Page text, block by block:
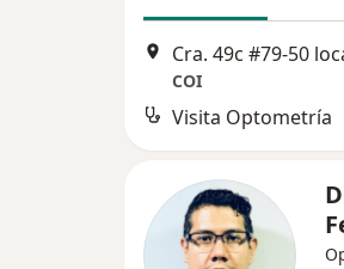
Cra. 49c #79-50
COI
Visita Optometría